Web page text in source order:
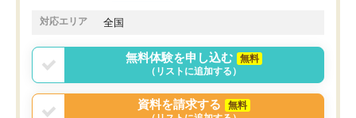
対応エリア 全国
無料体験を申し込む
無料
（リストに追加する）
資料を請求する
無料